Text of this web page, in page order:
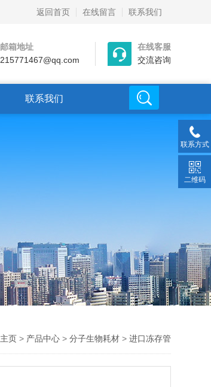
返回首页 在线留言 联系我们
邮箱地址
215771467@qq.com
在线客服
交流咨询
联系我们
主页 > 产品中心 > 分子生物耗材> 进口冻存管
联系方式
二维码